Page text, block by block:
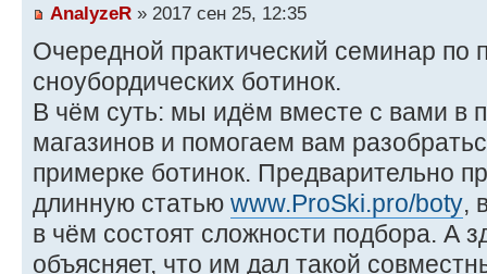
AnalyzeR » 2017 сен 25, 12:35
Очередной практический семинар по
сноубордических ботинок.
В чём суть: мы идём вместе с вами в
магазинов и помогаем вам
примерке ботинок. Предварительно
длинную статью www.ProSki.pro/boty,
в чём состоят сложности подбора. А
объясняет, что им дал такой